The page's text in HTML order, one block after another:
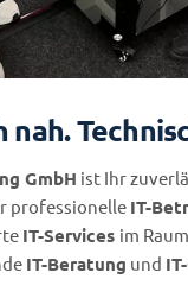
nah.
GmbH ist Ihr
professionelle IT-
IT-Services im Raum
IT-Beratung und